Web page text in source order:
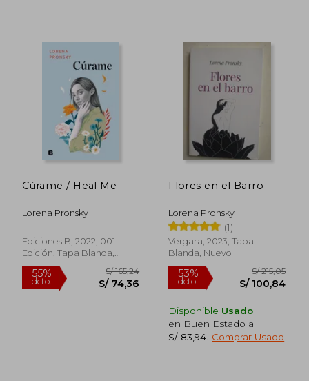
53%
S/ 100,84
55%
dcto.
Cúrame / Heal Me
Lorena Pronsky
Ediciones B, 2022, 001
Edición, Tapa Blanda,
Nuevo
Flores en el Barro
Lorena Pronsky
(1)
Vergara, 2023, Tapa
Blanda, Nuevo
Disponible Usado
en Buen Estado a
S/ 83,94 Comprar Usado